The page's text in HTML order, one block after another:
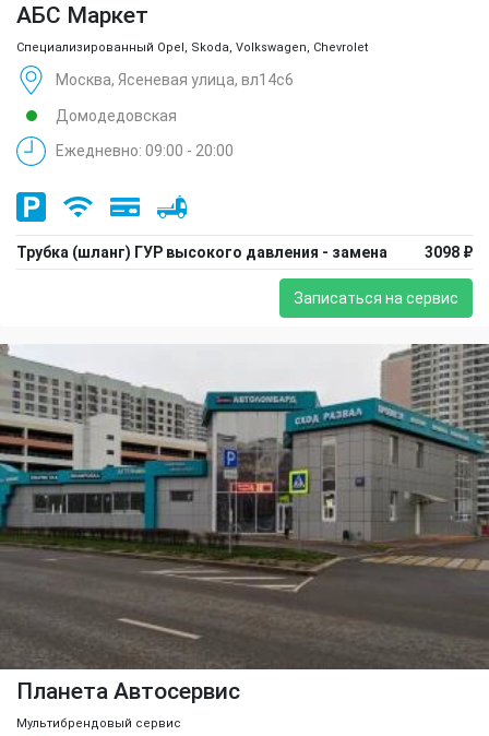
АБС Маркет
Специализированный Opel, Skoda, Volkswagen, Chevrolet
Москва, Ясеневая улица, вл14с6
Домодедовская
Ежедневно: 09:00 - 20:00
Трубка (шланг) ГУР высокого давления - замена 3098 ₽
Записаться на сервис
Планета Автосервис
Мультибрендовый сервис